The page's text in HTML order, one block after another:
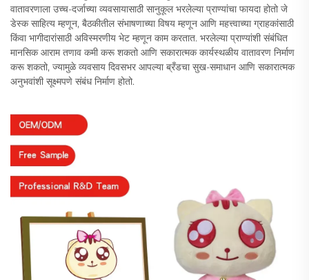
वातावरणाला उच्च-दर्जाच्या व्यवसायासाठी सानुकूल भरलेल्या प्राण्यांचा फायदा होतो जे
डेस्क साहित्य म्हणून, बैठकीतील संभाषणाच्या विषय म्हणून आणि महत्त्वाच्या ग्राहकांसाठी
किंवा भागीदारांसाठी अविस्मरणीय भेट म्हणून काम करतात. भरलेल्या प्राण्यांशी संबंधित
मानसिक आराम तणाव कमी करू शकतो आणि सकारात्मक कार्यस्थळीय वातावरण निर्माण
करू शकतो, ज्यामुळे व्यवसाय दिवसभर आपल्या ब्रँडचा सुख-समाधान आणि सकारात्मक
अनुभवांशी सूक्ष्मपणे संबंध निर्माण होतो.